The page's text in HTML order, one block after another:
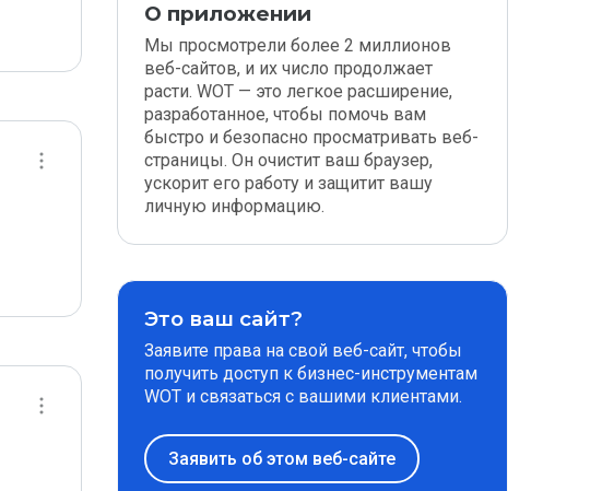
О приложении
Мы просмотрели более 2 миллионов
веб-сайтов, и их число продолжает
расти. WOT — это легкое расширение,
разработанное, чтобы помочь вам
быстро и безопасно просматривать веб-
страницы. Он очистит ваш браузер,
ускорит его работу и защитит вашу
личную информацию.
Это ваш сайт?
Заявите права на свой веб-сайт, чтобы
получить доступ к бизнес-инструментам
WOT и связаться с вашими клиентами.
Заявить об этом веб-сайте